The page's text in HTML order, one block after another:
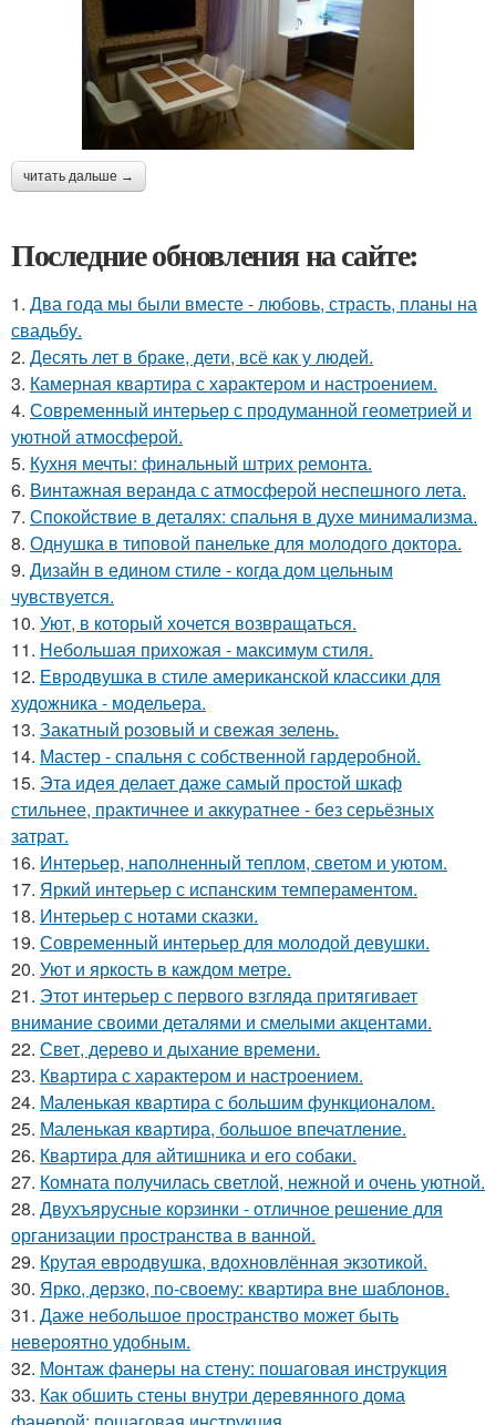
читать дальше →
Последние обновления на сайте:
1. Два года мы были вместе - любовь, страсть, планы на
свадьбу.
2. Десять лет в браке, дети, всё как у людей.
3. Камерная квартира с характером и настроением.
4. Современный интерьер с продуманной геометрией и
уютной атмосферой.
5. Кухня мечты: финальный штрих ремонта.
6. Винтажная веранда с атмосферой неспешного лета.
7. Спокойствие в деталях: спальня в духе минимализма.
8. Однушка в типовой панельке для молодого доктора.
9. Дизайн в едином стиле - когда дом цельным
чувствуется.
10. Уют, в который хочется возвращаться.
11. Небольшая прихожая - максимум стиля.
12. Евродвушка в стиле американской классики для
художника - модельера.
13. Закатный розовый и свежая зелень.
14. Мастер - спальня с собственной гардеробной.
15. Эта идея делает даже самый простой шкаф
стильнее, практичнее и аккуратнее - без серьёзных
затрат.
16. Интерьер, наполненный теплом, светом и уютом.
17. Яркий интерьер с испанским темпераментом.
18. Интерьер с нотами сказки.
19. Современный интерьер для молодой девушки.
20. Уют и яркость в каждом метре.
21. Этот интерьер с первого взгляда притягивает
внимание своими деталями и смелыми акцентами.
22. Свет, дерево и дыхание времени.
23. Квартира с характером и настроением.
24. Маленькая квартира с большим функционалом.
25. Маленькая квартира, большое впечатление.
26. Квартира для айтишника и его собаки.
27. Комната получилась светлой, нежной и очень уютной.
28. Двухъярусные корзинки - отличное решение для
организации пространства в ванной.
29. Крутая евродвушка, вдохновлённая экзотикой.
30. Ярко, дерзко, по-своему: квартира вне шаблонов.
31. Даже небольшое пространство может быть
невероятно удобным.
32. Монтаж фанеры на стену: пошаговая инструкция
33. Как обшить стены внутри деревянного дома